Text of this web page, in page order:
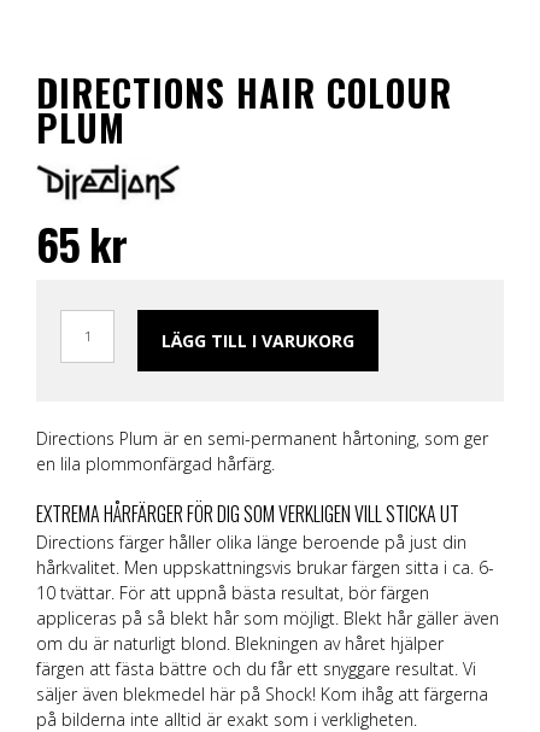
DIRECTIONS HAIR COLOUR
PLUM
65kr
LÄGG TILL I VARUKORG
Directions Plum är en semi-permanent hårtoning, som ger
en lila plommonfärgad hårfärg.
EXTREMA HÅRFÄRGER FÖR DIG SOM VERKLIGEN VILL STICKA UT
Directions färger håller olika länge beroende på just din
hårkvalitet. Men uppskattningsvis brukar färgen sitta i ca. 6-
10 tvättar. För att uppnå bästa resultat, bör färgen
appliceras på så blekt hår som möjligt. Blekt hår gäller även
om du är naturligt blond. Blekningen av håret hjälper
färgen att fästa bättre och du får ett snyggare resultat. Vi
säljer även blekmedel här på Shock! Kom ihåg att färgerna
på bilderna inte alltid är exakt som i verkligheten.